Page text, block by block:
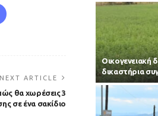
NEXT ARTICLE
θα χωρέσεις 3
σε ένα σακίδιο
Οικογενειακή
δικαστήρια